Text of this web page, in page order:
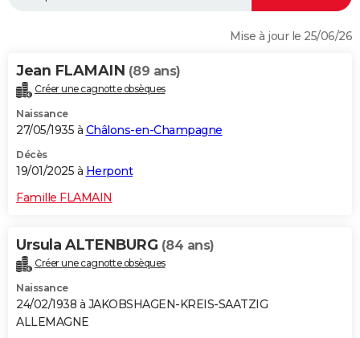
Alimentation
Guide de la santé
Maladies
Médicaments
Sommeil
VOYAGE
Destinations
City break
Voyage nature
Voyage de noces
Forum
Climat
+PHOTO
GUIDES D'ACHAT
Carte de Noël
Carte Bonne année
Carte Saint-Valentin
Carte Pâques
Carte d'anniversaire
DICTIONNAIRE
Dictionnaire
Biographies
Citations
Expressions
Proverbes
PROGRAMME TV
COPAINS D'AVANT
Mise à jour le 25/06/26
Jean FLAMAIN (89 ans)
Créer une cagnotte obsèques
Naissance
27/05/1935 à Châlons-en-Champagne
Décès
19/01/2025 à Herpont
Famille FLAMAIN
Ursula ALTENBURG (84 ans)
Créer une cagnotte obsèques
Naissance
24/02/1938 à JAKOBSHAGEN-KREIS-SAATZIG
ALLEMAGNE